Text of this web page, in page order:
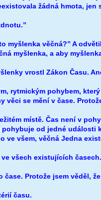
žádná hmota, jen
myšlenka věčná?” A
myšlenka, a aby
vrostl Zákon Času.
rytmickým pohybem,
věci se mění v čase.
místě. Čas není v
od jedné události
všem, věčná Jedna
všech existujících
čase. Protože jsem věděl,
času.